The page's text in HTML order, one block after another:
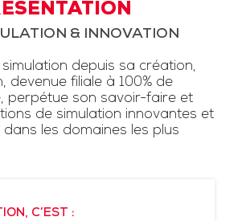
& INNOVATION
simulation depuis sa création,
devenue filiale à 100% de
perpétue son savoir-faire et
de simulation innovantes et
les domaines les plus
C’EST :